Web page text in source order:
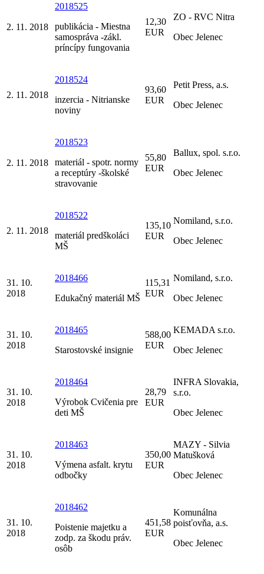
2. 11. 2018
2018525
publikácia - Miestna
samospráva -zákl.
príncípy fungovania
12,30
EUR
ZO - RVC Nitra
Obec Jelenec
2. 11. 2018
2018524
inzercia - Nitrianske
noviny
93,60
EUR
Petit Press, a.s.
Obec Jelenec
2. 11. 2018
2018523
materiál - spotr. normy
a receptúry -školské
stravovanie
55,80
EUR
Ballux, spol. s.r.o.
Obec Jelenec
2. 11. 2018
2018522
materiál predškoláci
MŠ
135,10
EUR
Nomiland, s.r.o.
Obec Jelenec
31. 10.
2018
2018466
Edukačný materiál MŠ
115,31
EUR
Nomiland, s.r.o.
Obec Jelenec
31. 10.
2018
2018465
Starostovské insignie
588,00
EUR
KEMADA s.r.o.
Obec Jelenec
31. 10.
2018
2018464
Výrobok Cvičenia pre
deti MŠ
28,79
EUR
INFRA Slovakia,
s.r.o.
Obec Jelenec
31. 10.
2018
2018463
Výmena asfalt. krytu
odbočky
350,00
EUR
MAZY - Silvia
Matušková
Obec Jelenec
31. 10.
2018
2018462
Poistenie majetku a
zodp. za škodu práv.
osôb
451,58
EUR
Komunálna
poisťovňa, a.s.
Obec Jelenec